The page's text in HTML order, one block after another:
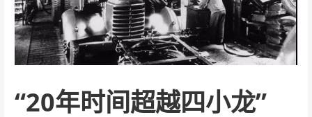
“20年时间超越四小龙”